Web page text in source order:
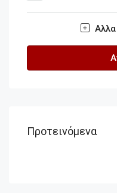
Αλλα
Προτεινόμενα